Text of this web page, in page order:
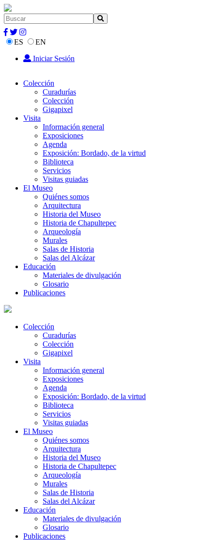
ES
EN
Iniciar Sesión
Colección
Curadurías
Colección
Gigapixel
Visita
Información general
Exposiciones
Agenda
Exposición: Bordado, de la virtud
Biblioteca
Servicios
Visitas guiadas
El Museo
Quiénes somos
Arquitectura
Historia del Museo
Historia de Chapultepec
Arqueología
Murales
Salas de Historia
Salas del Alcázar
Educación
Materiales de divulgación
Glosario
Publicaciones
Colección
Curadurías
Colección
Gigapixel
Visita
Información general
Exposiciones
Agenda
Exposición: Bordado, de la virtud
Biblioteca
Servicios
Visitas guiadas
El Museo
Quiénes somos
Arquitectura
Historia del Museo
Historia de Chapultepec
Arqueología
Murales
Salas de Historia
Salas del Alcázar
Educación
Materiales de divulgación
Glosario
Publicaciones